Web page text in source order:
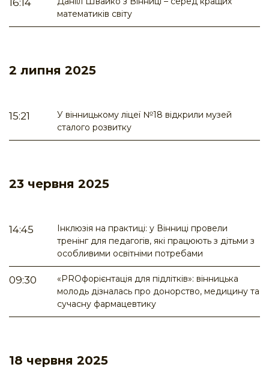
16:14
математиків світу
2 липня 2025
15:21
У вінницькому ліцеї №18 відкрили музей
сталого розвитку
23 червня 2025
14:45
Інклюзія на практиці: у Вінниці провели
тренінг для педагогів, які працюють з дітьми з
особливими освітніми потребами
09:30
«PROфорієнтація для підлітків»: вінницька
молодь дізналась про донорство, медицину та
сучасну фармацевтику
18 червня 2025